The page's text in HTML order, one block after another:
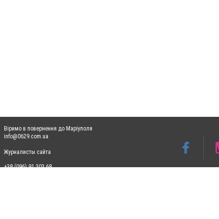
Віримо в повернення до Маріуполя
info@0629.com.ua
Журналисты сайта
+38 (096) 91 303 68